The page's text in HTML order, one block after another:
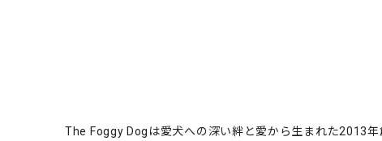
The Foggy Dogは愛犬への深い絆と愛から生まれた2013年